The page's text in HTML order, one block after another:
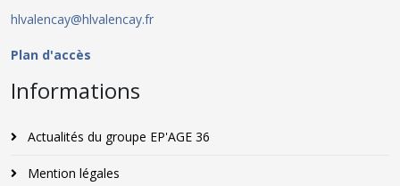
hlvalencay@hlvalencay.fr
Plan d'accès
Informations
Actualités du groupe EP'AGE 36
Mention légales